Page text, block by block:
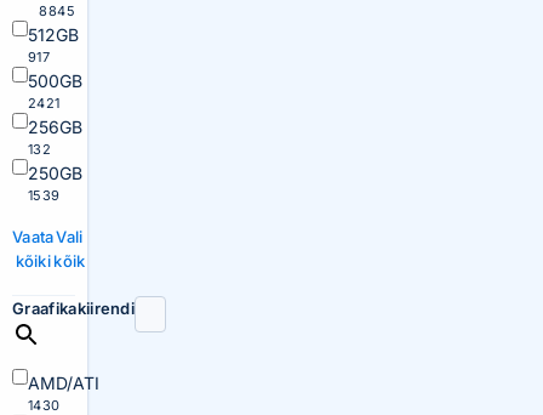
8845
512GB
917
500GB
2421
256GB
132
250GB
1539
Vaata
kõiki
Vali
kõik
Graafikakiirendi
AMD/ATI
1430